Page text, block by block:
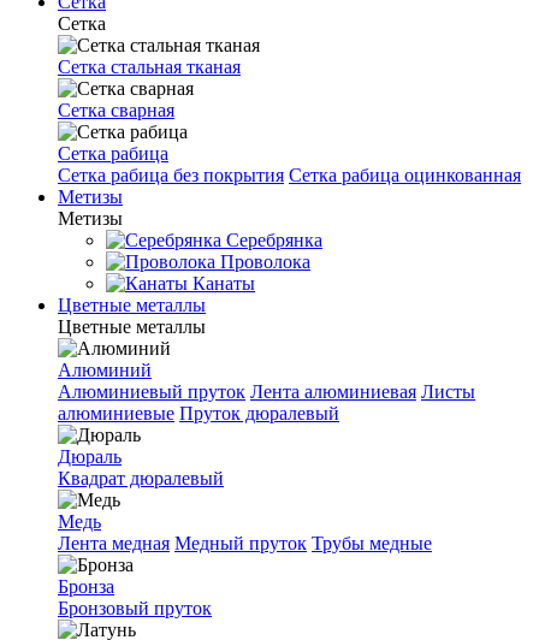
Сетка
Сетка стальная тканая
Сетка сварная
Сетка рабица
Сетка рабица без покрытия Сетка рабица оцинкованная
Метизы
Метизы
Серебрянка
Проволока
Канаты
Цветные металлы
Цветные металлы
Алюминий
Алюминиевый пруток Лента алюминиевая Листы
алюминиевые Пруток дюралевый
Дюраль
Квадрат дюралевый
Медь
Лента медная Медный пруток Трубы медные
Бронза
Бронзовый пруток